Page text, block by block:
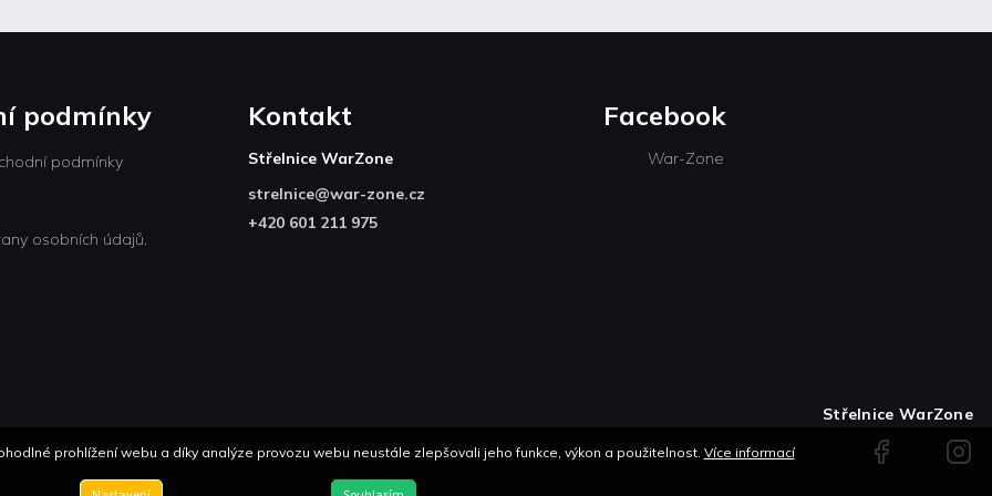
prohlížení webu a díky analýze provozu webu neustále zlepšovali jeho funkce, výkon a použitelnost. Více informací
podmínky
podmínky
osobních údajů.
Kontakt
Střelnice WarZone
strelnice@war-zone.cz
+420 601 211 975
Facebook
War-Zone
Střelnice WarZone
Facebook